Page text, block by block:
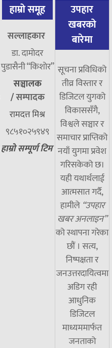
हाम्रो समूह
सल्लाहकार
डा. दामाेदर
पुडासैनी “किशाेर”
सञ्चालक
/सम्पादक
रामदत्त मिश्र
९८५१०२५९४९
हाम्रो सम्पूर्ण टिम
उपहार
खबरको
बारेमा
सूचना प्रविधिको
तीव्र विस्तार र
डिजिटल युगको
विकाससँगै,
विश्वले सञ्चार र
समाचार प्राप्तिको
नयाँ युगमा प्रवेश
गरिसकेको छ।
यही यथार्थलाई
आत्मसात गर्दै,
हामीले “उपहार
खबर अनलाइन”
को स्थापना गरेका
छौं । सत्य,
निष्पक्षता र
जनउत्तरदायित्वमा
अडिग रही
आधुनिक
डिजिटल
माध्यममार्फत
जनताको